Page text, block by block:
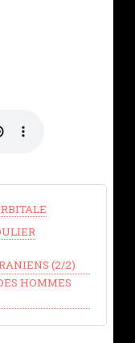
(2/2)
HOMMES